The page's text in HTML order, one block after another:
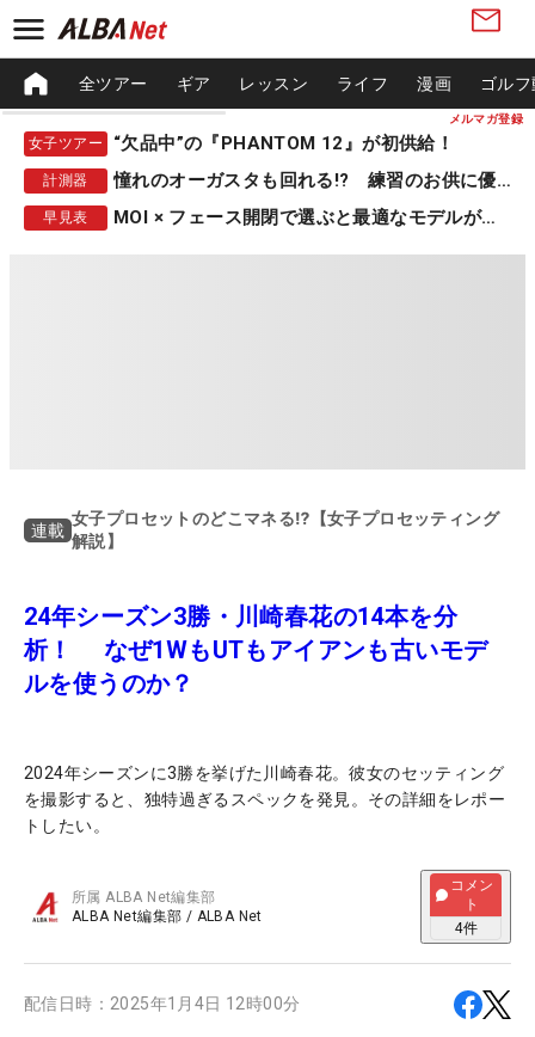
メルマガ登録
全ツアー ギア レッスン ライフ 漫画 ゴル
女子ツアー “欠品中”の『PHANTOM 12』が初供給！
計測器 憧れのオーガスタも回れる!? 練習のお供に優秀な一品
早見表 MOI × フェース開閉で選ぶと最適なモデルが見つかる
連載
女子プロセットのどこマネる⁉【女子プロセッティング
解説】
24年シーズン3勝・川崎春花の14本を分
析！ なぜ1WもUTもアイアンも古いモデ
ルを使うのか？
2024年シーズンに3勝を挙げた川崎春花。彼女のセッティング
を撮影すると、独特過ぎるスペックを発見。その詳細をレポー
トしたい。
所属ALBA Net編集部
ALBA Net編集部 / ALBA Net
コメン
ト
4件
配信日時： 2025年1月4日 12時00分